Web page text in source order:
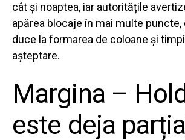
cât și noaptea, iar autoritățile
apărea blocaje în mai multe puncte,
duce la formarea de coloane și
așteptare.
Margina –
este deja parțial